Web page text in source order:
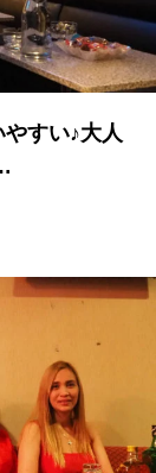
やすい♪大人